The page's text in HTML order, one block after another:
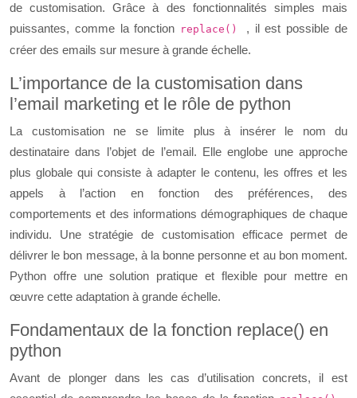
de customisation. Grâce à des fonctionnalités simples mais
puissantes, comme la fonction replace() , il est possible de
créer des emails sur mesure à grande échelle.
L’importance de la customisation dans
l’email marketing et le rôle de python
La customisation ne se limite plus à insérer le nom du
destinataire dans l’objet de l’email. Elle englobe une approche
plus globale qui consiste à adapter le contenu, les offres et les
appels à l’action en fonction des préférences, des
comportements et des informations démographiques de chaque
individu. Une stratégie de customisation efficace permet de
délivrer le bon message, à la bonne personne et au bon moment.
Python offre une solution pratique et flexible pour mettre en
œuvre cette adaptation à grande échelle.
Fondamentaux de la fonction replace() en
python
Avant de plonger dans les cas d’utilisation concrets, il est